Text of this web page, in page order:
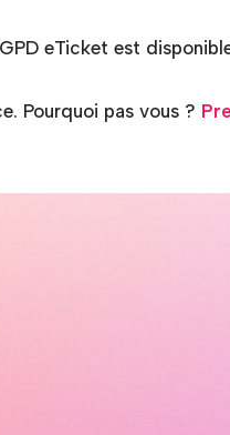
eTicket est
Pourquoi pas vous ?